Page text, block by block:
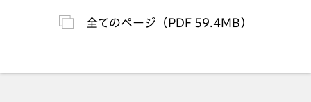
全てのページ（PDF 59.4MB）